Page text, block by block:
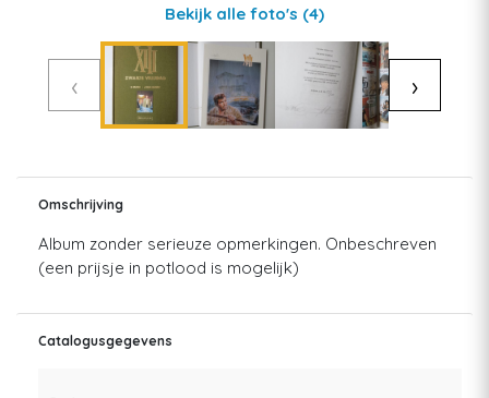
Bekijk alle foto's (4)
‹ ›
Omschrijving
Album zonder serieuze opmerkingen. Onbeschreven
(een prijsje in potlood is mogelijk)
Catalogusgegevens